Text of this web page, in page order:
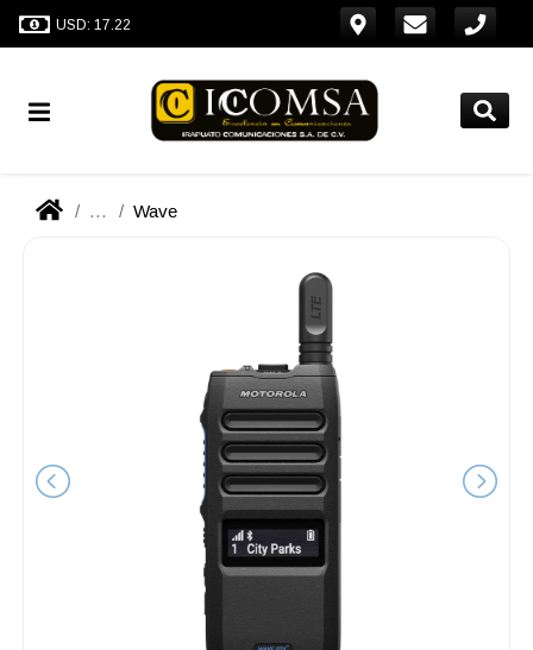
USD: 17.22
... Wave